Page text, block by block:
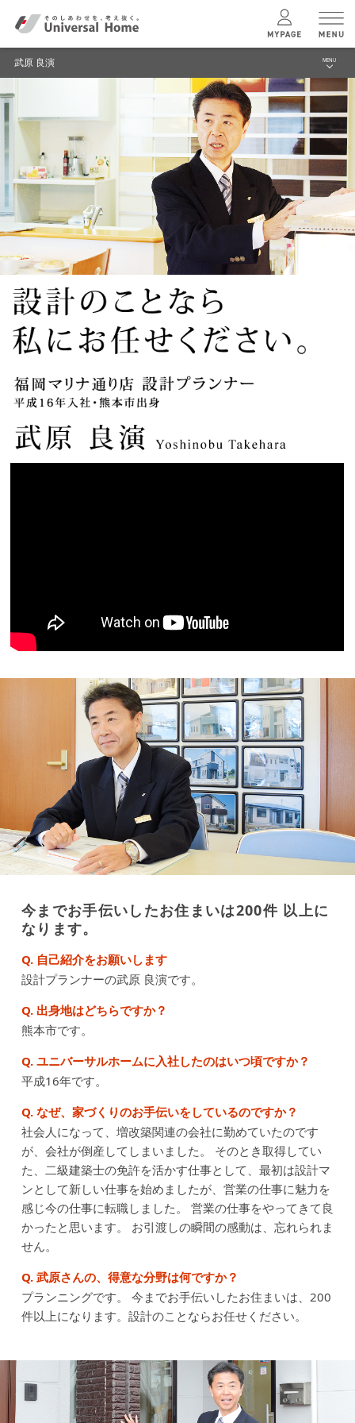
コンセプトプラン
モデルハウス 検索・見学予約
シミュレーション
キャンペーン・コラボ情報
家づくりの知識
注文住宅のユニバーサルホーム 株式会社コスモス TOP スタッフ情報一覧
武原 良演
武原 良演 MENU
選ばれる理由
スタッフ紹介
モデルハウス
建築実例 (お客様の声）
リフォーム
ニュース
トップメッセージ
今までお手伝いしたお住まいは200件 以上に
なります。
Q. 自己紹介をお願いします
設計プランナーの武原 良演です。
Q. 出身地はどちらですか？
熊本市です。
Q. ユニバーサルホームに入社したのはいつ頃ですか？
平成16年です。
Q. なぜ、家づくりのお手伝いをしているのですか？
社会人になって、増改築関連の会社に勤めていたのです
が、会社が倒産してしまいました。
そのとき取得してい
た、二級建築士の免許を活かす仕事として、最初は設計マ
ンとして新しい仕事を始めましたが、営業の仕事に魅力を
感じ今の仕事に転職しました。
営業の仕事をやってきて良
かったと思います。
お引渡しの瞬間の感動は、忘れられま
せん。
Q. 武原さんの、得意な分野は何ですか？
プランニングです。
今までお手伝いしたお住まいは、200
件以上になります。設計のことならお任せください。